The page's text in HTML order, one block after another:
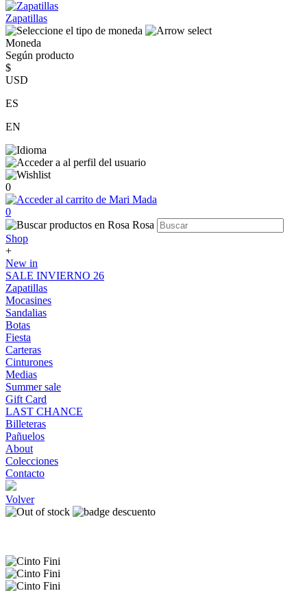
Zapatillas
Moneda
Según producto
$
USD
ES
EN
0
0
Shop
+
New in
SALE INVIERNO 26
Zapatillas
Mocasines
Sandalias
Botas
Fiesta
Carteras
Cinturones
Medias
Summer sale
Gift Card
LAST CHANCE
Billeteras
Pañuelos
About
Colecciones
Contacto
Volver